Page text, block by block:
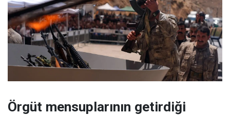
Örgüt mensuplarının getirdiği